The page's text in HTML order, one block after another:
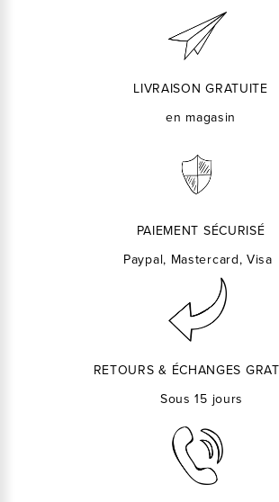
LIVRAISON GRATUITE
en magasin
PAIEMENT SÉCURISÉ
Paypal, Mastercard, Visa
RETOURS & ÉCHANGES
Sous 15 jours